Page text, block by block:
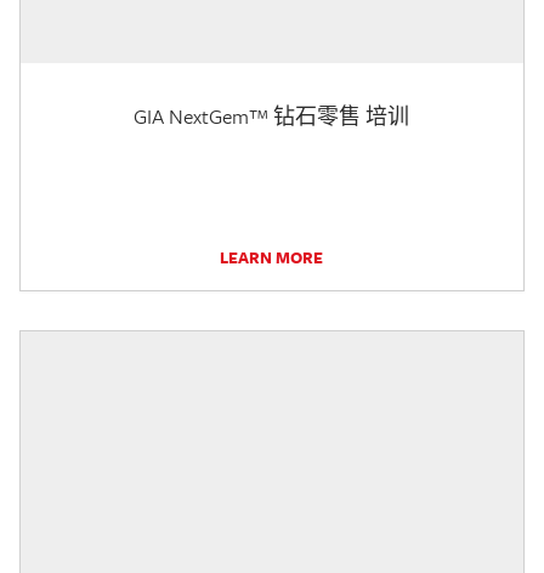
GIA NextGem™ 钻石零售 培训
LEARN MORE